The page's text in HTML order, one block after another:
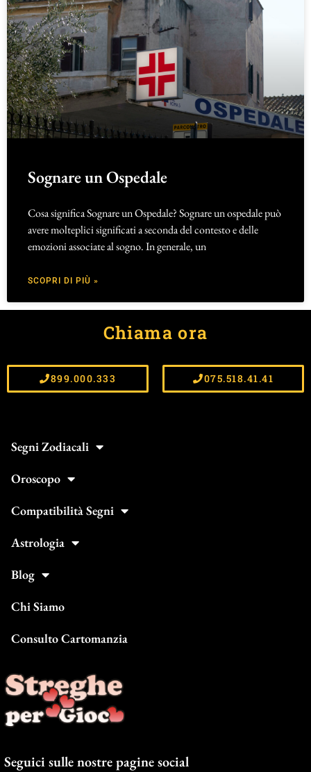
Sognare un Ospedale
Cosa significa Sognare un Ospedale? Sognare un ospedale può
avere molteplici significati a seconda del contesto e delle
emozioni associate al sogno. In generale, un
SCOPRI DI PIÙ »
Chiama ora
899.000.333 075.518.41.41
Segni Zodiacali
Oroscopo
Compatibilità Segni
Astrologia
Blog
Chi Siamo
Consulto Cartomanzia
Seguici sulle nostre pagine social